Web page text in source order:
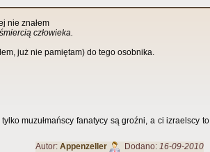
nie znałem
człowieka.
już nie pamiętam) do tego osobnika.
muzułmańscy fanatycy są groźni, a ci izraelscy to
Autor: Appenzeller Dodano: 16-09-2010